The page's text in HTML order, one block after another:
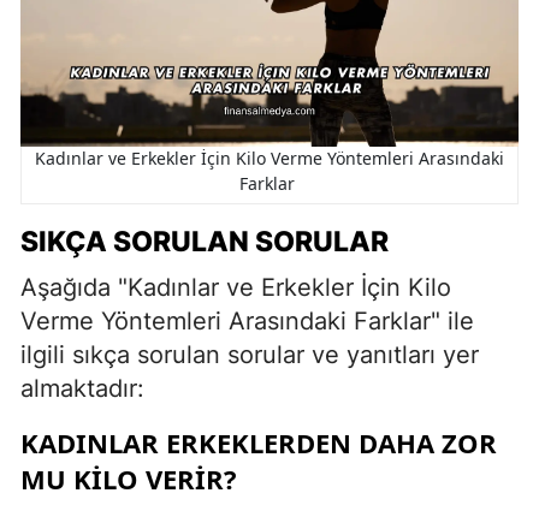
Kadınlar ve Erkekler İçin Kilo Verme Yöntemleri Arasındaki
Farklar
SIKÇA SORULAN SORULAR
Aşağıda "Kadınlar ve Erkekler İçin Kilo
Verme Yöntemleri Arasındaki Farklar" ile
ilgili sıkça sorulan sorular ve yanıtları yer
almaktadır:
KADINLAR ERKEKLERDEN DAHA ZOR
MU KILO VERIR?